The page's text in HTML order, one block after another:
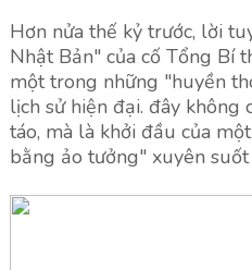
Hơn nửa thế kỷ trước, lời
Nhật Bản" của cố Tổng Bí
một trong những "huyền
lịch sử hiện đại. đây
táo, mà là khởi đầu của
bằng ảo tưởng" xuyên